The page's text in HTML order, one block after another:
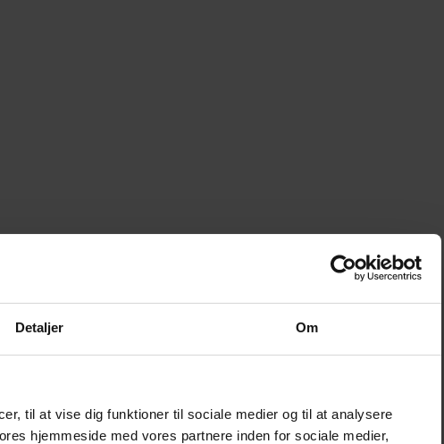
Detaljer Om
til at vise dig funktioner til sociale medier og til at analysere
hjemmeside med vores partnere inden for sociale medier,